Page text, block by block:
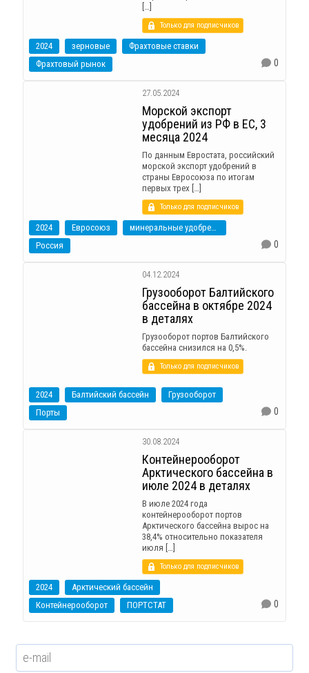
[…]
Только для подписчиков
2024 зерновые
Фрахтовые ставки
Фрахтовый рынок
0
27.05.2024
Морской экспорт
удобрений из РФ в ЕС, 3
месяца 2024
По данным Евростата, российский
морской экспорт удобрений в
страны Евросоюза по итогам
первых трех […]
Только для подписчиков
2024 Евросоюз
минеральные удобрения
Россия
0
04.12.2024
Грузооборот Балтийского
бассейна в октябре 2024
в деталях
Грузооборот портов Балтийского
бассейна снизился на 0,5%.
Только для подписчиков
2024 Балтийский бассейн
Грузооборот
Порты
0
30.08.2024
Контейнерооборот
Арктического бассейна в
июле 2024 в деталях
В июле 2024 года
контейнерооборот портов
Арктического бассейна вырос на
38,4% относительно показателя
июля […]
Только для подписчиков
2024
Арктический бассейн
Контейнерооборот
ПОРТСТАТ 0